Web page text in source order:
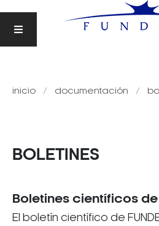
inicio documentación
BOLETINES
Boletines científicos de
El boletín científico de